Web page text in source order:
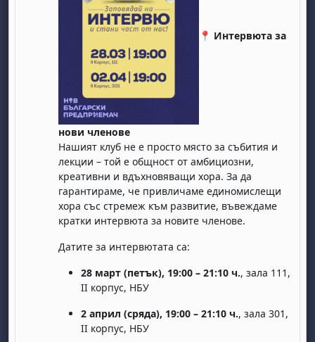
📍 Интервюта за
нови членове
Нашият клуб не е просто място за събития и
лекции – той е общност от амбициозни,
креативни и вдъхновяващи хора. За да
гарантираме, че привличаме единомислещи
хора със стремеж към развитие, въвеждаме
кратки интервюта за новите членове.
Датите за интервютата са:
28 март (петък), 19:00 – 21:10 ч., зала 111,
II корпус, НБУ
2 април (сряда), 19:00 – 21:10 ч., зала 301,
II корпус, НБУ